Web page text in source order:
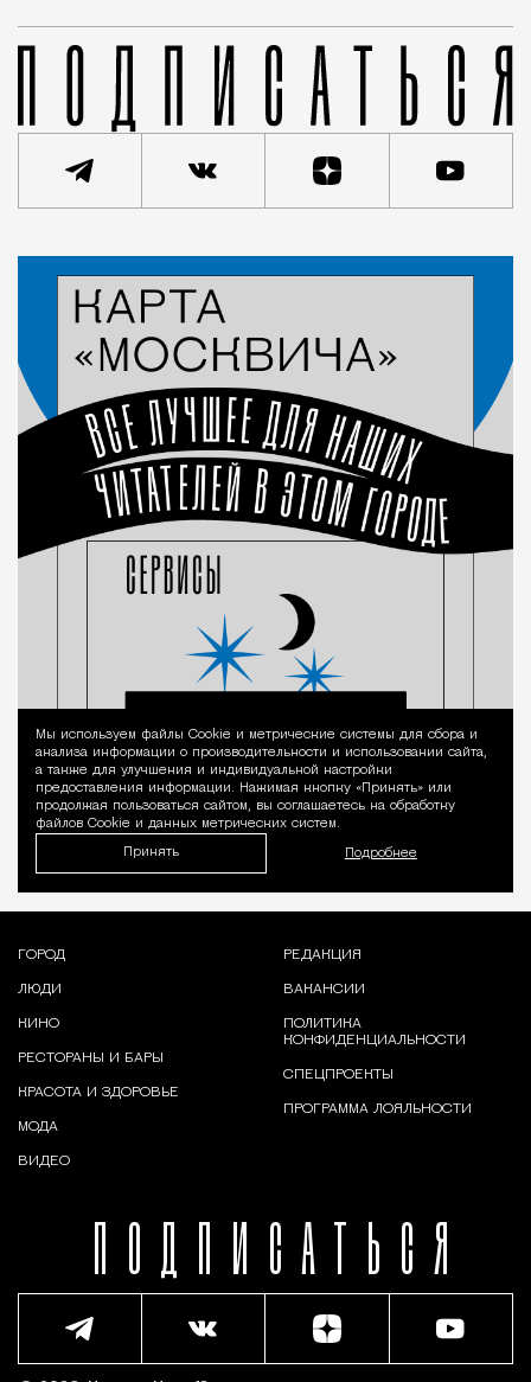
Уведомление
Мы используем файлы Сookie и метрические системы для сбора и
анализа информации о производительности и использовании сайта,
а также для улучшения и индивидуальной настройки
предоставления информации. Нажимая кнопку «Принять» или
продолжая пользоваться сайтом, вы соглашаетесь на обработку
файлов Cookie и данных метрических систем.
Принять Подробнее
ПОДПИСАТЬСЯ
ГОРОД
ЛЮДИ
КИНО
РЕСТОРАНЫ И БАРЫ
КРАСОТА И ЗДОРОВЬЕ
МОДА
ВИДЕО
РЕДАКЦИЯ
ВАКАНСИИ
ПОЛИТИКА
КОНФИДЕНЦИАЛЬНОСТИ
СПЕЦПРОЕКТЫ
ПРОГРАММА ЛОЯЛЬНОСТИ